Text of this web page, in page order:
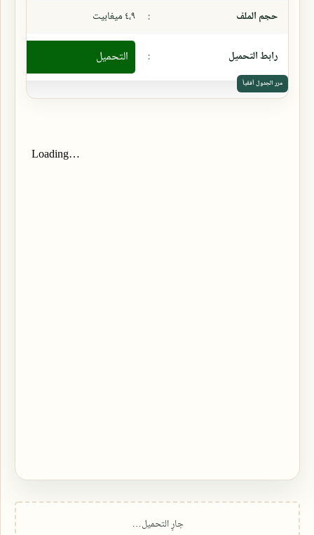
حجم الملف
: ٤،٩ ميغابيت
رابط التحميل : التحميل